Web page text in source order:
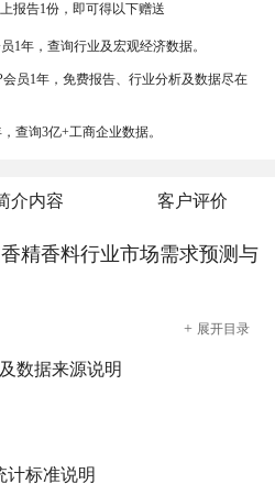
报告1份，即可得以下赠送
1年，查询行业及宏观经济数据。
员1年，免费报告、行业分析及数据尽在
查询3亿+工商企业数据。
介内容 客户评价
精香料行业市场需求预测与
+ 展开目录
数据来源说明
计标准说明